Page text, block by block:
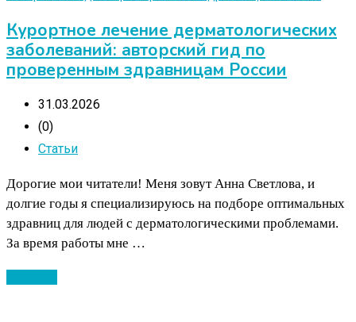
Курортное лечение дерматологических
заболеваний: авторский гид по
проверенным здравницам России
31.03.2026
(0)
Статьи
Дорогие мои читатели! Меня зовут Анна Светлова, и
долгие годы я специализируюсь на подборе оптимальных
здравниц для людей с дерматологическими проблемами.
За время работы мне …